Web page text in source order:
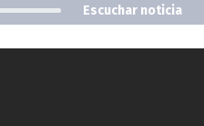
Escuchar noticia